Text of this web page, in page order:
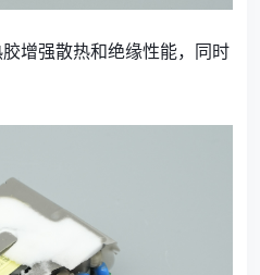
增强散热和绝缘性能，同时